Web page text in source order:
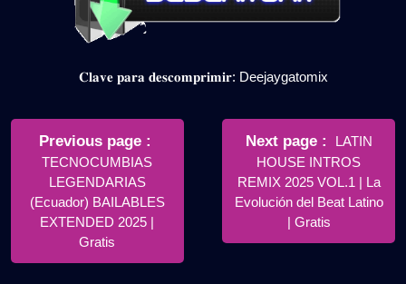
𝐂𝐥𝐚𝐯𝐞 𝐩𝐚𝐫𝐚 𝐝𝐞𝐬𝐜𝐨𝐦𝐩𝐫𝐢𝐦𝐢𝐫: Deejaygatomix
Navegación
entradas
Previous page
TECNOCUMBIAS
LEGENDARIAS
(Ecuador) BAILABLES
EXTENDED 2025 |
Gratis
Next page
Newer
Posts
LATIN
HOUSE INTROS
REMIX 2025 VOL.1 | La
Evolución del Beat Latino
| Gratis